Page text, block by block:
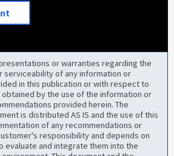
or warranties regarding the
serviceability of any information or
in this publication or with respect to
by the use of the information or
provided herein. The
is distributed AS IS and the use of this
of any recommendations or
responsibility and depends on
evaluate and integrate them into the